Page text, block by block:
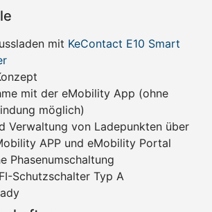
mit KeContact E10 Smart
mit der eMobility App (ohne
möglich)
Verwaltung von Ladepunkten über
APP und eMobility Portal
Phasenumschaltung
Schutzschalter Typ A